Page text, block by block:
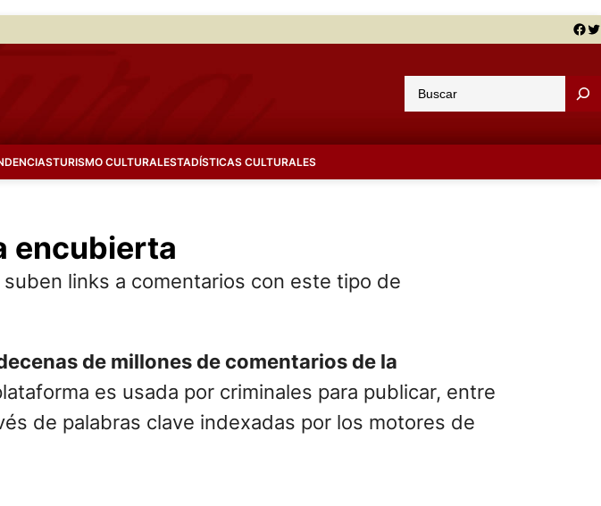
Facebook Twitter
u
a
TURISMO CULTURALESTADÍSTICAS CULTURALES
encubierta
links a comentarios con este tipo de
de millones de comentarios de la
es usada por criminales para publicar, entre
de palabras clave indexadas por los motores de